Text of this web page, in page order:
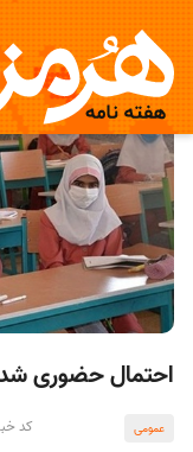
احتمال حضوری
عمومی کد خبر: